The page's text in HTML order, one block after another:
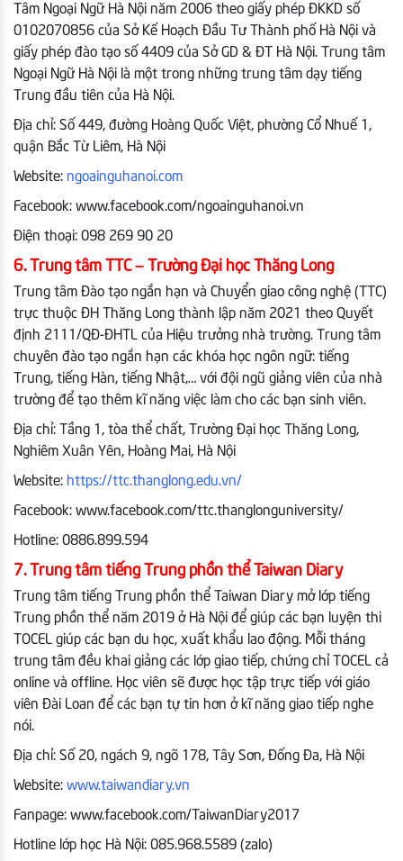
Tâm Ngoại Ngữ Hà Nội năm 2006 theo giấy phép ĐKKD số
0102070856 của Sở Kế Hoạch Đầu Tư Thành phố Hà Nội và
giấy phép đào tạo số 4409 của Sở GD & ĐT Hà Nội. Trung tâm
Ngoại Ngữ Hà Nội là một trong những trung tâm dạy tiếng
Trung đầu tiên của Hà Nội.
Địa chỉ: Số 449, đường Hoàng Quốc Việt, phường Cổ Nhuế 1,
quận Bắc Từ Liêm, Hà Nội
Website: ngoainguhanoi.com
Facebook: www.facebook.com/ngoainguhanoi.vn
Điện thoại: 098 269 90 20
6. Trung tâm TTC – Trường Đại học Thăng Long
Trung tâm Đào tạo ngắn hạn và Chuyển giao công nghệ (TTC)
trực thuộc ĐH Thăng Long thành lập năm 2021 theo Quyết
định 2111/QĐ-ĐHTL của Hiệu trưởng nhà trường. Trung tâm
chuyên đào tạo ngắn hạn các khóa học ngôn ngữ: tiếng
Trung, tiếng Hàn, tiếng Nhật,… với đội ngũ giảng viên của nhà
trường để tạo thêm kĩ năng việc làm cho các bạn sinh viên.
Địa chỉ: Tầng 1, tòa thể chất, Trường Đại học Thăng Long,
Nghiêm Xuân Yên, Hoàng Mai, Hà Nội
Website: https://ttc.thanglong.edu.vn/
Facebook: www.facebook.com/ttc.thanglonguniversity/
Hotline: 0886.899.594
7. Trung tâm tiếng Trung phồn thể Taiwan Diary
Trung tâm tiếng Trung phồn thể Taiwan Diary mở lớp tiếng
Trung phồn thể năm 2019 ở Hà Nội để giúp các bạn luyện thi
TOCEL giúp các bạn du học, xuất khẩu lao động. Mỗi tháng
trung tâm đều khai giảng các lớp giao tiếp, chứng chỉ TOCEL cả
online và offline. Học viên sẽ được học tập trực tiếp với giáo
viên Đài Loan để các bạn tự tin hơn ở kĩ năng giao tiếp nghe
nói.
Địa chỉ: Số 20, ngách 9, ngõ 178, Tây Sơn, Đống Đa, Hà Nội
Website: www.taiwandiary.vn
Fanpage: www.facebook.com/TaiwanDiary2017
Hotline lớp học Hà Nội: 085.968.5589 (zalo)